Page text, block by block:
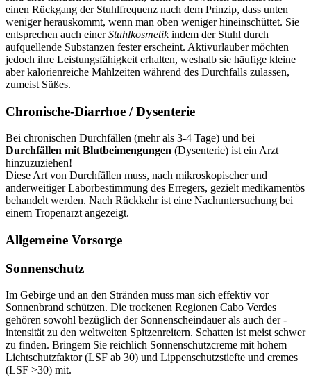
einen Rückgang der Stuhlfrequenz nach dem Prinzip, dass unten
weniger herauskommt, wenn man oben weniger hineinschüttet. Sie
entsprechen auch einerStuhlkosmetikindem der Stuhl durch
aufquellende Substanzen fester erscheint. Aktivurlauber möchten
jedoch ihre Leistungsfähigkeit erhalten, weshalb sie häufige kleine
aber kalorienreiche Mahlzeiten während des Durchfalls zulassen,
zumeist Süßes.
Chronische-Diarrhoe / Dysenterie
Bei chronischen Durchfällen (mehr als 3-4 Tage) und bei
Durchfällen mit Blutbeimengungen (Dysenterie) ist ein Arzt
hinzuzuziehen!
Diese Art von Durchfällen muss, nach mikroskopischer und
anderweitiger Laborbestimmung des Erregers, gezielt medikamentös
behandelt werden. Nach Rückkehr ist eine Nachuntersuchung bei
einem Tropenarzt angezeigt.
Allgemeine Vorsorge
Sonnenschutz
Im Gebirge und an den Stränden muss man sich effektiv vor
Sonnenbrand schützen. Die trockenen Regionen Cabo Verdes
gehören sowohl bezüglich der Sonnenscheindauer als auch der -
intensität zu den weltweiten Spitzenreitern. Schatten ist meist schwer
zu finden. Bringem Sie reichlich Sonnenschutzcreme mit hohem
Lichtschutzfaktor (LSF ab 30) und Lippenschutzstiefte und cremes
(LSF >30) mit.